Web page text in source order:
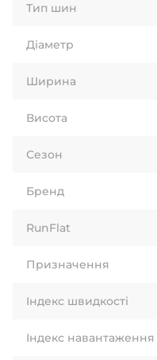
Тип шин
Діаметр
Ширина
Висота
Сезон
Бренд
RunFlat
Призначення
Індекс швидкості
Індекс навантаження